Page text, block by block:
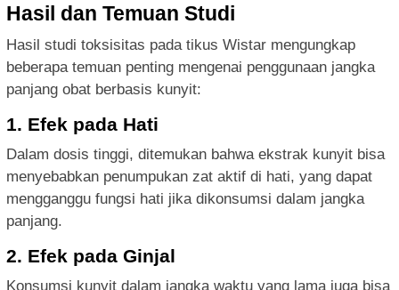
Hasil dan Temuan Studi
Hasil studi toksisitas pada tikus Wistar mengungkap
beberapa temuan penting mengenai penggunaan jangka
panjang obat berbasis kunyit:
1. Efek pada Hati
Dalam dosis tinggi, ditemukan bahwa ekstrak kunyit bisa
menyebabkan penumpukan zat aktif di hati, yang dapat
mengganggu fungsi hati jika dikonsumsi dalam jangka
panjang.
2. Efek pada Ginjal
Konsumsi kunyit dalam jangka waktu yang lama juga bisa